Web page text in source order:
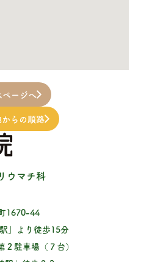
ページへ
らの順路
ウマチ科
1670-44
」より徒歩15分
駐車場（７台）